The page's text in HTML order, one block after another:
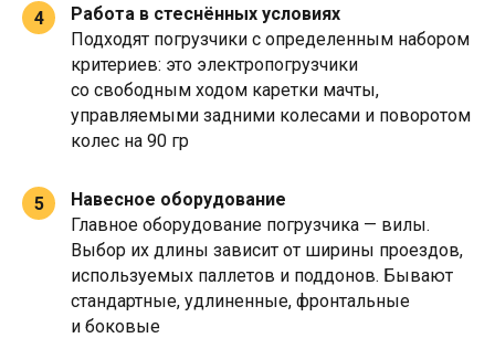
4
Работа в стеснённых условиях
Подходят погрузчики с определенным набором
критериев: это электропогрузчики
со свободным ходом каретки мачты,
управляемыми задними колесами и поворотом
колес на 90 гр
5
Навесное оборудование
Главное оборудование погрузчика — вилы.
Выбор их длины зависит от ширины проездов,
используемых паллетов и поддонов. Бывают
стандартные, удлиненные, фронтальные
и боковые